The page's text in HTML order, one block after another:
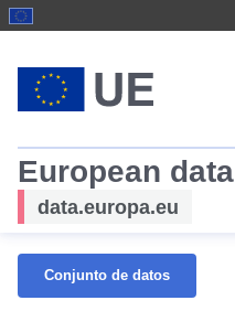
European data
data.europa.eu
Conjunto de datos